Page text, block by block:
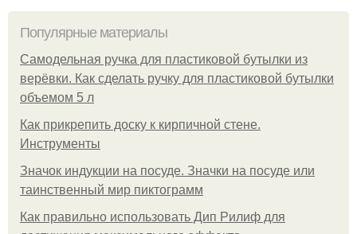
Популярные материалы
Самодельная ручка для пластиковой бутылки из
верёвки. Как сделать ручку для пластиковой бутылки
объемом 5 л
Как прикрепить доску к кирпичной стене.
Инструменты
Значок индукции на посуде. Значки на посуде или
таинственный мир пиктограмм
Как правильно использовать Дип Рилиф для